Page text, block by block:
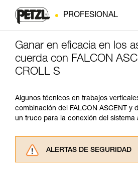
PROFESIONAL
Ganar en eficacia en los
cuerda con FALCON
CROLL S
Algunos técnicos en trabajos
combinación del FALCON ASCENT y
un truco para la conexión del sistema
ALERTAS DE SEGURIDAD